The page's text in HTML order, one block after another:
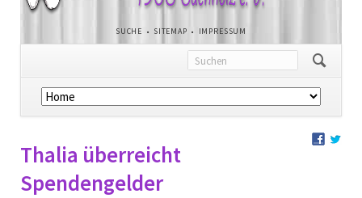
NAVIGATION
ÜBERSPRINGEN
SUCHE SITEMAP IMPRESSUM
Navigation
überspringen
Thalia überreicht
Spendengelder